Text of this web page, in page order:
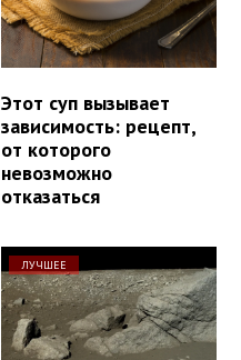
Этот суп вызывает
зависимость: рецепт,
от которого
невозможно
отказаться
ЛУЧШЕЕ